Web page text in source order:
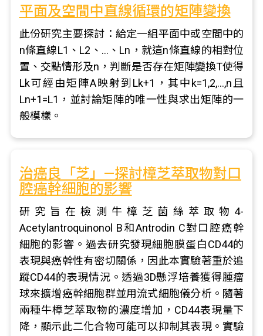
平面及空間中直線循環的矩陣變換
此份研究主要探討：給定一組平面中或空間中的
n條直線L1、L2、…、Ln，就這n條直線的相對位
置、交點情形及n，判斷是否存在矩陣變換T使得
Lk可經由矩陣A映射到Lk+1，其中k=1,2,…,n且
Ln+1=L1，並討論矩陣的唯一性與求出矩陣的一
般模樣。
治癌良「芝」—探討樟芝萃取物對口
腔癌幹細胞的影響
研究旨在檢測牛樟芝菌絲萃取物4-
Acetylantroquinonol B和Antrodin C對口腔癌幹
細胞的影響。過去研究發現細胞膜蛋白CD44的
表現與癌幹性有密切關係，因此本實驗著重於追
蹤CD44的表現情況。透過3D懸浮培養獲得腫瘤
球來擴增癌幹細胞群並用流式細胞儀分析。隨著
兩種牛樟芝萃取物的濃度增加，CD44表現量下
降，顯示此二化合物可能可以抑制其表現。實驗